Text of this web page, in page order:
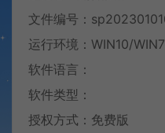
文件编号：
运行环境：WIN10/
软件语言：
软件类型：
授权方式：免费版